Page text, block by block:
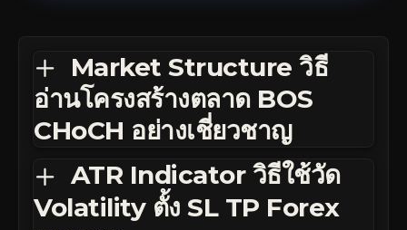
Market Structure วิธี
อ่านโครงสร้างตลาด BOS
CHoCH อย่างเชี่ยวชาญ
ATR Indicator วิธีใช้วัด
Volatility ตั้ง SL TP Forex